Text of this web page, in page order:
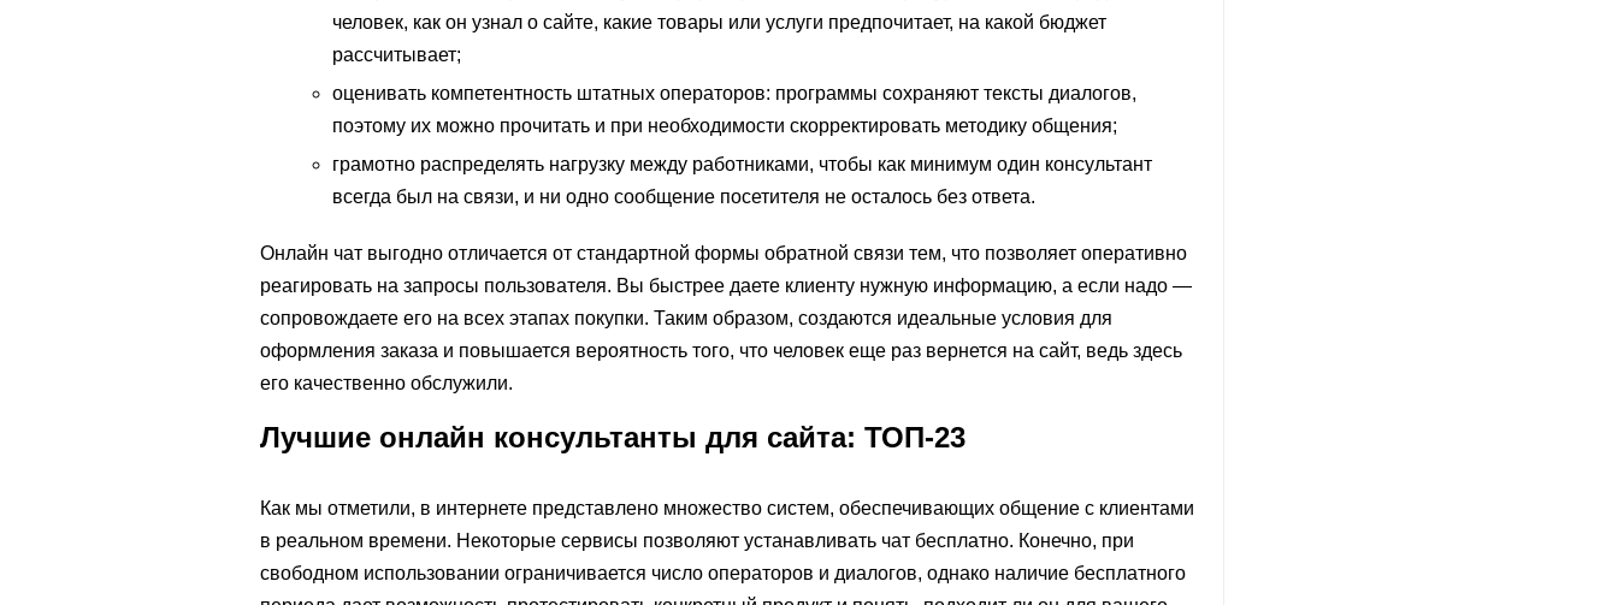
человек, как он узнал о сайте, какие товары или услуги предпочитает, на какой бюджет
рассчитывает;
оценивать компетентность штатных операторов: программы сохраняют тексты диалогов,
поэтому их можно прочитать и при необходимости скорректировать методику общения;
грамотно распределять нагрузку между работниками, чтобы как минимум один консультант
всегда был на связи, и ни одно сообщение посетителя не осталось без ответа.
Онлайн чат выгодно отличается от стандартной формы обратной связи тем, что позволяет оперативно
реагировать на запросы пользователя. Вы быстрее даете клиенту нужную информацию, а если надо —
сопровождаете его на всех этапах покупки. Таким образом, создаются идеальные условия для
оформления заказа и повышается вероятность того, что человек еще раз вернется на сайт, ведь здесь
его качественно обслужили.
Лучшие онлайн консультанты для сайта: ТОП-23
Как мы отметили, в интернете представлено множество систем, обеспечивающих общение с клиентами
в реальном времени. Некоторые сервисы позволяют устанавливать чат бесплатно. Конечно, при
свободном использовании ограничивается число операторов и диалогов, однако наличие бесплатного